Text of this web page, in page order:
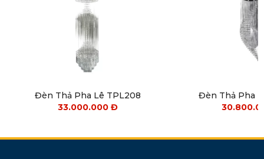
Đèn Thả Pha Lê TPL208
33.000.000Đ
Đèn Thả Pha